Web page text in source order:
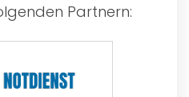
Partnern: